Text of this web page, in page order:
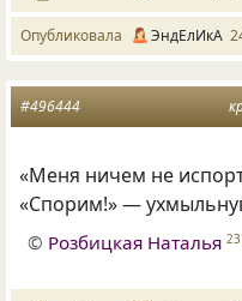
Опубликовала ЭндЕлИкА
#496444
«Меня ничем не
«Спорим!» —
© Розбицкая Наталья